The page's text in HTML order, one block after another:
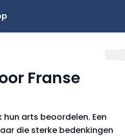
Franse
arts beoordelen. Een
die sterke bedenkingen